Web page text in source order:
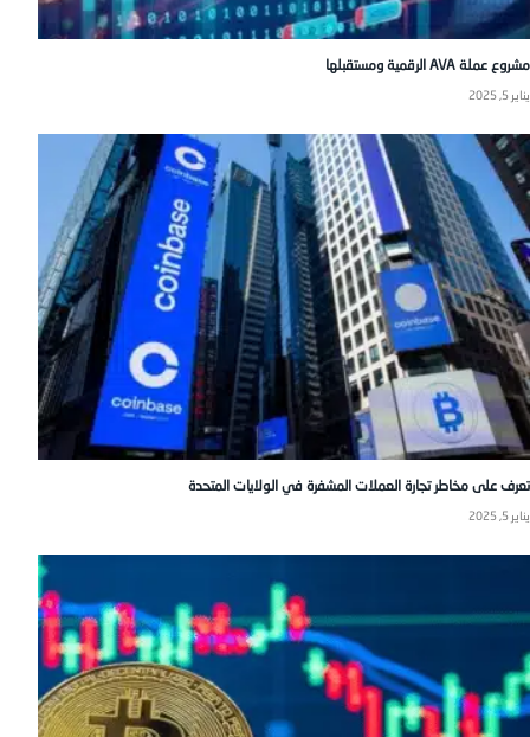
مشروع عملة AVA الرقمية ومستقبلها
يناير 5, 2025
تعرف على مخاطر تجارة العملات المشفرة في الولايات المتحدة
يناير 5, 2025